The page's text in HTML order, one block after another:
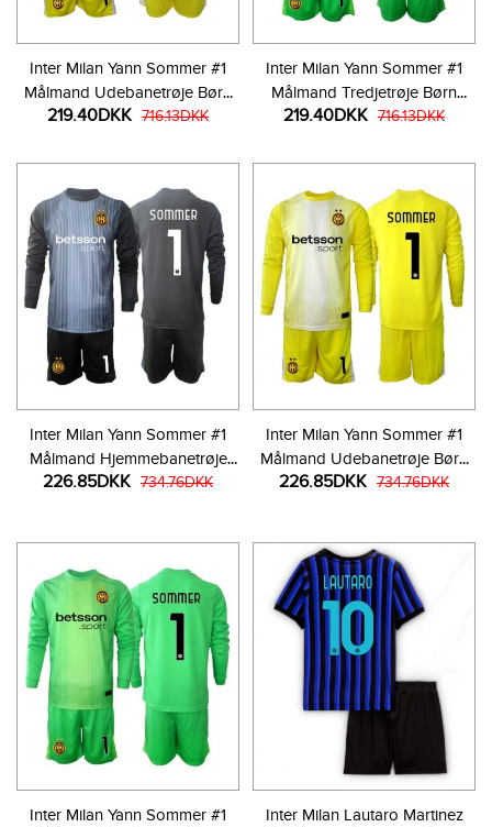
Inter Milan Yann Sommer #1
Målmand Udebanetrøje Børn
2025-26 Kortærmet (+ Korte
219.40DKK 716.13DKK
Inter Milan Yann Sommer #1
Målmand Tredjetrøje Børn
2025-26 Kortærmet (+ Korte
219.40DKK 716.13DKK
Inter Milan Yann Sommer #1
Målmand Hjemmebanetrøje
Børn 2025-26 Langærmet (+
226.85DKK 734.76DKK
Inter Milan Yann Sommer #1
Målmand Udebanetrøje Børn
2025-26 Langærmet (+ Korte
226.85DKK 734.76DKK
Inter Milan Yann Sommer #1
Inter Milan Lautaro Martinez